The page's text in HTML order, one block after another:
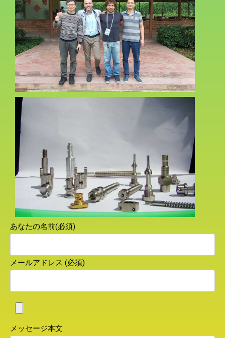
あなたの名前(必須)
メールアドレス (必須)
メッセージ本文